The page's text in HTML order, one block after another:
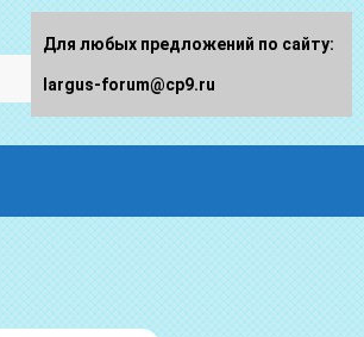
Для любых предложений по сайту:
largus-forum@cp9.ru